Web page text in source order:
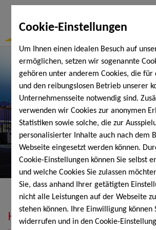
Cookie-Einstellungen
Um Ihnen einen idealen Besuch auf
ermöglichen, setzen wir sogenannte
gehören unter anderem Cookies, die für
und den reibungslosen Betrieb unserer
Unternehmensseite notwendig sind.
verwenden wir Cookies zur anonymen
Statistiken sowie solche, die zur
personalisierter Inhalte auch nach dem
Webseite eingesetzt werden können.
Cookie-Einstellungen können Sie selbst
und welche Cookies Sie zulassen
Sie, dass anhand Ihrer getätigten
nicht alle Leistungen auf der Webseite
stehen können. Ihre Einwilligung können
widerrufen und in den Cookie-
Heizöl, Diesel,